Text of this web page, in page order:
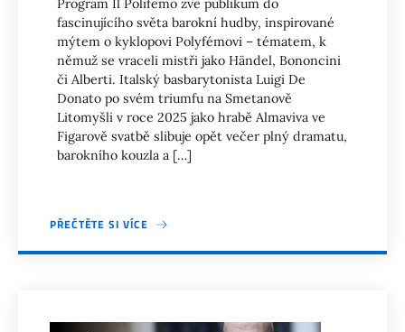
Program Il Polifemo zve publikum do
fascinujícího světa barokní hudby, inspirované
mýtem o kyklopovi Polyfémovi – tématem, k
němuž se vraceli mistři jako Händel, Bononcini
či Alberti. Italský basbarytonista Luigi De
Donato po svém triumfu na Smetanově
Litomyšli v roce 2025 jako hrabě Almaviva ve
Figarově svatbě slibuje opět večer plný dramatu,
barokního kouzla a […]
PŘEČTĚTE SI VÍCE